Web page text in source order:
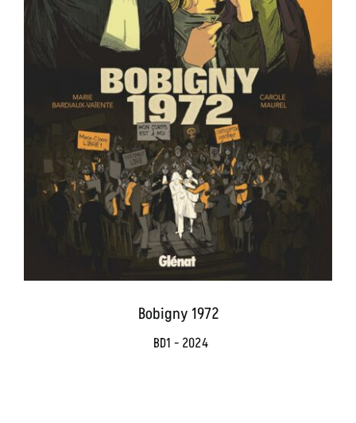
Bobigny 1972
BD1 - 2024